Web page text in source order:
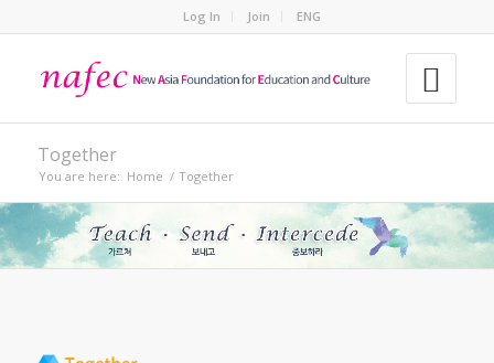
Log In Join ENG
Together
You are here: Home / Together